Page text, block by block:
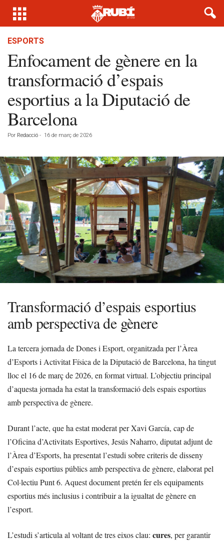
ESPORTS
Enfocament de gènere en la
transformació d’espais
esportius a la Diputació de
Barcelona
Por Redacció - 16 de març de 2026
Transformació d’espais esportius
amb perspectiva de gènere
La tercera jornada de Dones i Esport, organitzada per l’Àrea
d’Esports i Activitat Física de la Diputació de Barcelona, ha tingut
lloc el 16 de març de 2026, en format virtual. L’objectiu principal
d’aquesta jornada ha estat la transformació dels espais esportius
amb perspectiva de gènere.
Durant l’acte, que ha estat moderat per Xavi García, cap de
l’Oficina d’Activitats Esportives, Jesús Naharro, diputat adjunt de
l’Àrea d’Esports, ha presentat l’estudi sobre criteris de disseny
d’espais esportius públics amb perspectiva de gènere, elaborat pel
Col·lectiu Punt 6. Aquest document pretén fer els equipaments
esportius més inclusius i contribuir a la igualtat de gènere en
l’esport.
L’estudi s’articula al voltant de tres eixos clau: cures, per garantir